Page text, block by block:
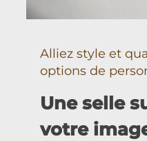
Alliez style et
options de
Une selle
votre